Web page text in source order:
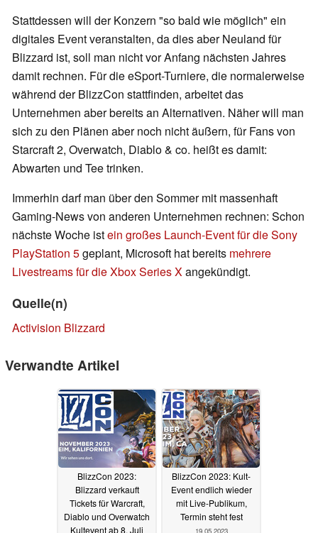
Stattdessen will der Konzern "so bald wie möglich" ein
digitales Event veranstalten, da dies aber Neuland für
Blizzard ist, soll man nicht vor Anfang nächsten Jahres
damit rechnen. Für die eSport-Turniere, die normalerweise
während der BlizzCon stattfinden, arbeitet das
Unternehmen aber bereits an Alternativen. Näher will man
sich zu den Plänen aber noch nicht äußern, für Fans von
Starcraft 2, Overwatch, Diablo & co. heißt es damit:
Abwarten und Tee trinken.
Immerhin darf man über den Sommer mit massenhaft
Gaming-News von anderen Unternehmen rechnen: Schon
nächste Woche istein großes Launch-Event für die Sony
PlayStation 5geplant, Microsoft hat bereits mehrere
Livestreams für die Xbox Series Xangekündigt.
Quelle(n)
Activision Blizzard
Verwandte Artikel
BlizzCon 2023:
Blizzard verkauft
Tickets für Warcraft,
Diablo und Overwatch
Kultevent ab 8. Juli
BlizzCon 2023: Kult-
Event endlich wieder
mit Live-Publikum,
Termin steht fest